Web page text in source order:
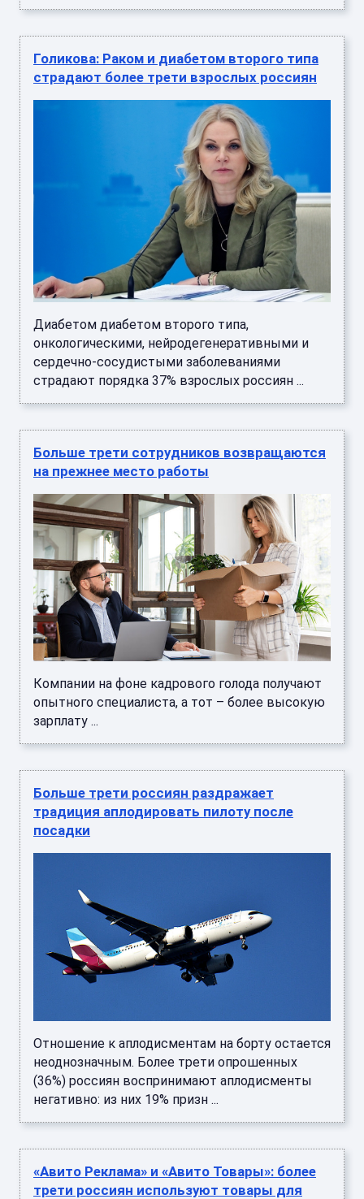
Голикова: Раком и диабетом второго типа
страдают более трети взрослых россиян
Диабетом диабетом второго типа,
онкологическими, нейродегенеративными и
сердечно-сосудистыми заболеваниями
страдают порядка 37% взрослых россиян ...
Больше трети сотрудников возвращаются
на прежнее место работы
Компании на фоне кадрового голода получают
опытного специалиста, а тот – более высокую
зарплату ...
Больше трети россиян раздражает
традиция аплодировать пилоту после
посадки
Отношение к аплодисментам на борту остается
неоднозначным. Более трети опрошенных
(36%) россиян воспринимают аплодисменты
негативно: из них 19% призн ...
«Авито Реклама» и «Авито Товары»: более
трети россиян используют товары для